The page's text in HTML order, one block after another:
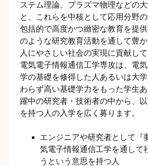
ステム理論、プラズマ物理などの
と、これらを中核として応用分野の
包括的で高度かつ緻密な教育を提
のような研究教育活動を通して豊か
人にやさしい社会の実現に貢献して
電気電子情報通信工学専攻は、電
学の基礎を修得した人あるいは大
わらず高い基礎学力をもった学生
躍中の研究者・技術者の中から、
を持つ人の入学を広く募ります。
エンジニアや研究者として『
気電子情報通信工学を通して
うという意思を持つ人